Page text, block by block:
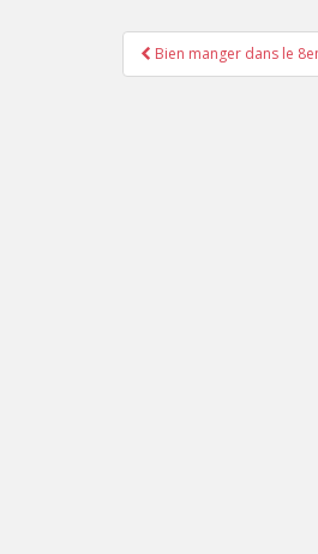
Navigation
de
Bien manger dans le